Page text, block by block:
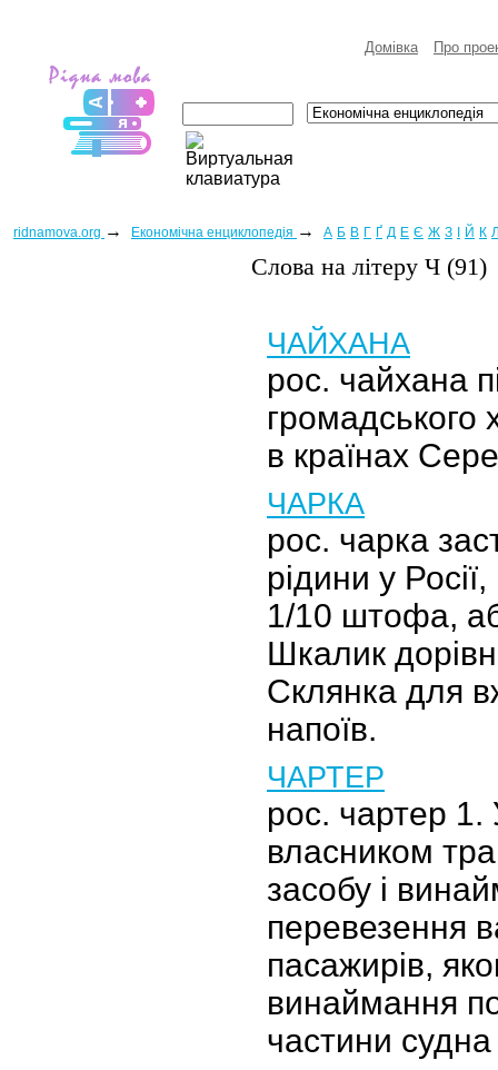
Домівка Про
ridnamova.org → Eкономічна енциклопедія → А Б В Г Ґ Д Е Є Ж З Й К
Слова на лiтеру Ч (91)
ЧАЙХАНА
рос. чайхана
громадського
в країнах
ЧАРКА
рос. чарка
рідини у
1/10 штофа,
Шкалик
Склянка для
напоїв.
ЧАРТЕР
рос. чартер 1.
власником
засобу і
перевезення
пасажирів,
винаймання
частини